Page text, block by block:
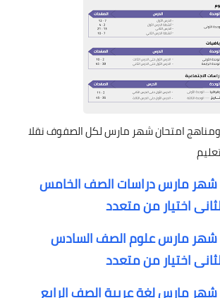
امتحان شهر مارس لكل الصفوف نقلا
شهر مارس دراسات الصف الخامس
اختيار من متعدد
شهر مارس علوم الصف السادس
اختيار من متعدد
شهر مارس لغة عربية الصف الرابع